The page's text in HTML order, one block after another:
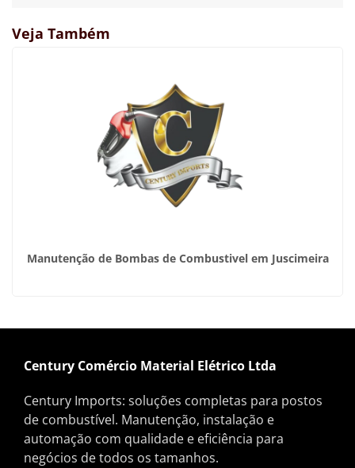
Veja Também
Manutenção de Bombas de Combustivel em Juscimeira
Century Comércio Material Elétrico Ltda
Century Imports: soluções completas para postos
de combustível. Manutenção, instalação e
automação com qualidade e eficiência para
negócios de todos os tamanhos.